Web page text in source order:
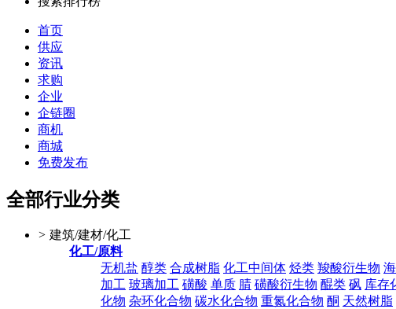
首页
供应
资讯
求购
企业
企链圈
商机
商城
免费发布
全部行业分类
> 建筑/建材/化工
化工/原料
无机盐 醇类 合成树脂 化工中间体 烃类 羧酸衍生物
加工 玻璃加工 磺酸 单质 腈 磺酸衍生物 醌类 砜 库存
化物 杂环化合物 碳水化合物 重氮化合物 酮 天然树脂